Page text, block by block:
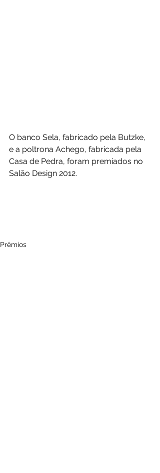
O banco Sela, fabricado pela Butzke,
e a poltrona Achego, fabricada pela
Casa de Pedra, foram premiados no
Salão Design 2012.
Prêmios